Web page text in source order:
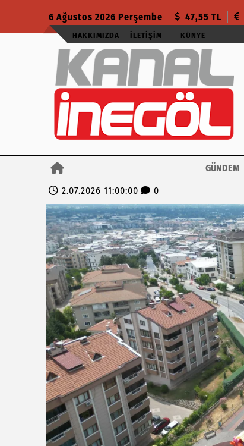
6 Ağustos 2026 Perşembe 47,55 TL
HAKKIMIZDA İLETIŞIM KÜNYE
GÜNDEM
2.07.2026 11:00:00
0